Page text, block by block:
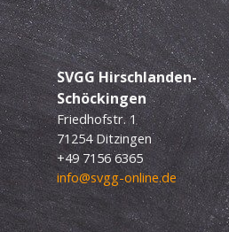
SVGGHirschlanden-
Schöckingen
Friedhofstr. 1
71254 Ditzingen
+49 7156 6365
info@svgg-online.de